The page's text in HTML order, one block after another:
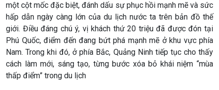
Chính trị
Tin Chính trị
Chính phủ với người dân
Quốc hội với cử tri
Xây dựng đảng
Đảng trong cuộc sống
Thế giới
Tin thế giới
Vấn đề quốc tế
Hồ sơ sự kiện quốc tế
Thế giới & Việt Nam
một cột mốc đặc biệt, đánh dấu sự phục hồi mạnh mẽ và sức
hấp dẫn ngày càng lớn của du lịch nước ta trên bản đồ thế
giới. Điều đáng chú ý, vị khách thứ 20 triệu đã được đón tại
Phú Quốc, điểm đến đang bứt phá mạnh mẽ ở khu vực phía
Nam. Trong khi đó, ở phía Bắc, Quảng Ninh tiếp tục cho thấy
cách làm mới, sáng tạo, từng bước xóa bỏ khái niệm “mùa
thấp điểm” trong du lịch